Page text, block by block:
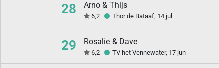
28 Arno & Thijs
6,2 Thor de Bataaf, 14 jul
29 Rosalie & Dave
6,2 TV het Vennewater, 17 jun